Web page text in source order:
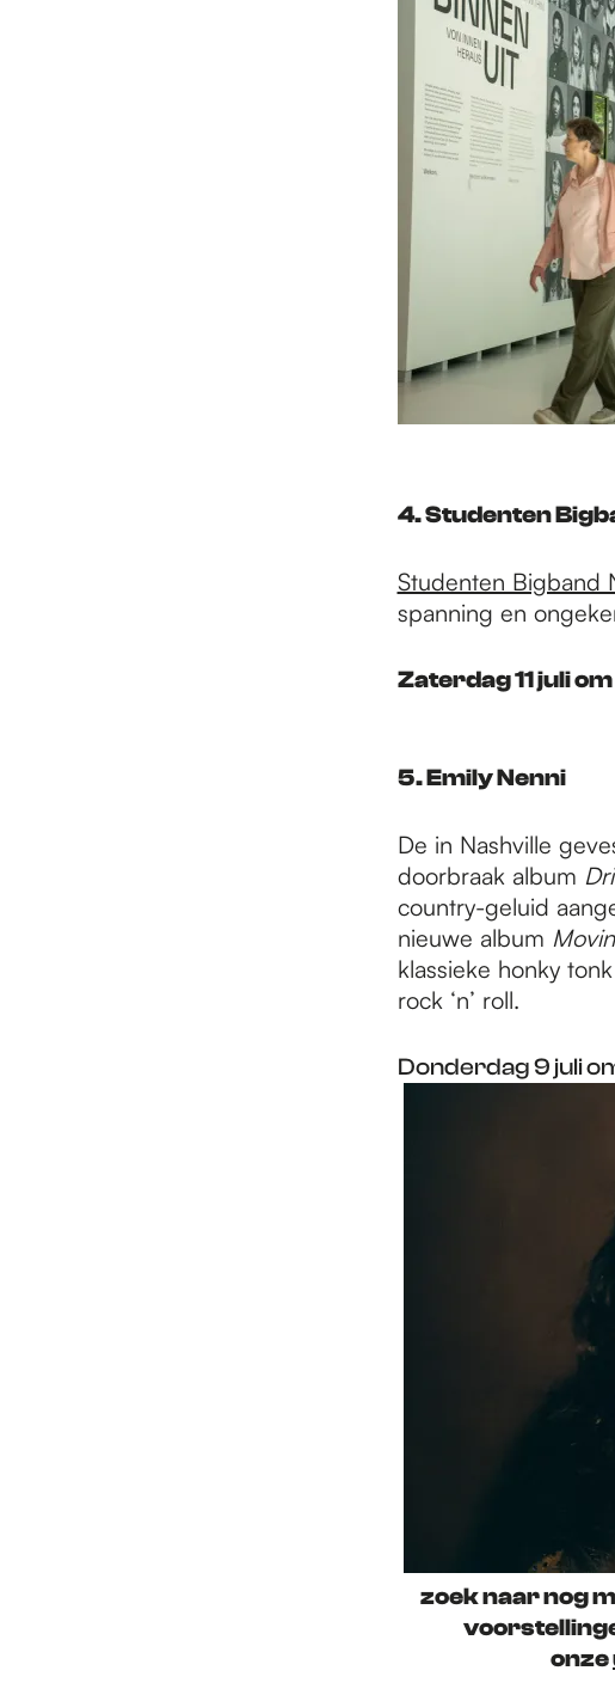
4.Studenten
Studenten Bigband
spanning en
Zaterdag 11 juli
5.Emily Nenni
De in Nashville
doorbraak album
country-geluid
nieuwe album
klassieke honky
rock ‘n’ roll.
Donderdag 9 juli
zoek naar nog
onze